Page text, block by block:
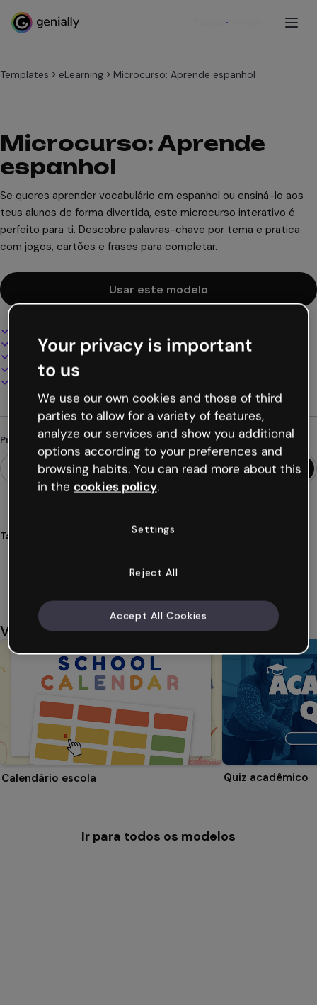
Cadastre-se
Templates eLearning Microcurso: Aprende espanhol
Microcurso: Aprende
espanhol
Se queres aprender vocabulário em espanhol ou ensiná-lo aos
teus alunos de forma divertida, este microcurso interativo é
perfeito para ti. Descobre palavras-chave por tema e pratica
com jogos, cartões e frases para completar.
Usar este modelo
100% personalizável
Adicione áudio, vídeo e multimídia
Apresente, compartilhe ou publique online
Baixe em PDF, MP4 e outros formatos
Procurando algo diferente?
Tags
Ver mais (32)
Você também pode gostar
Calendário escola Quiz acadêmico
Ir para todos os modelos
Your privacy is important
to us
We use our own cookies and those of third
parties to allow for a variety of features,
analyze our services and show you additional
options according to your preferences and
browsing habits. You can read more about this
in the cookies policy.
Settings
Reject All
Accept All Cookies